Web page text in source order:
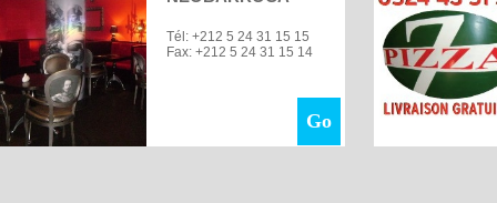
Tél: +212 5 24 31 15 15
Fax: +212 5 24 31 15 14
Go